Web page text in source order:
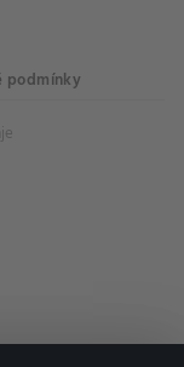
podmínky